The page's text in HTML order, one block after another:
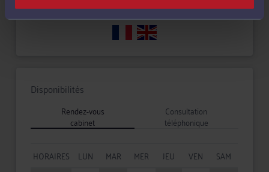
Langues
Disponibilités
Rendez-vous
cabinet
Consultation
téléphonique
HORAIRES LUN MAR MER JEU VEN
SAM